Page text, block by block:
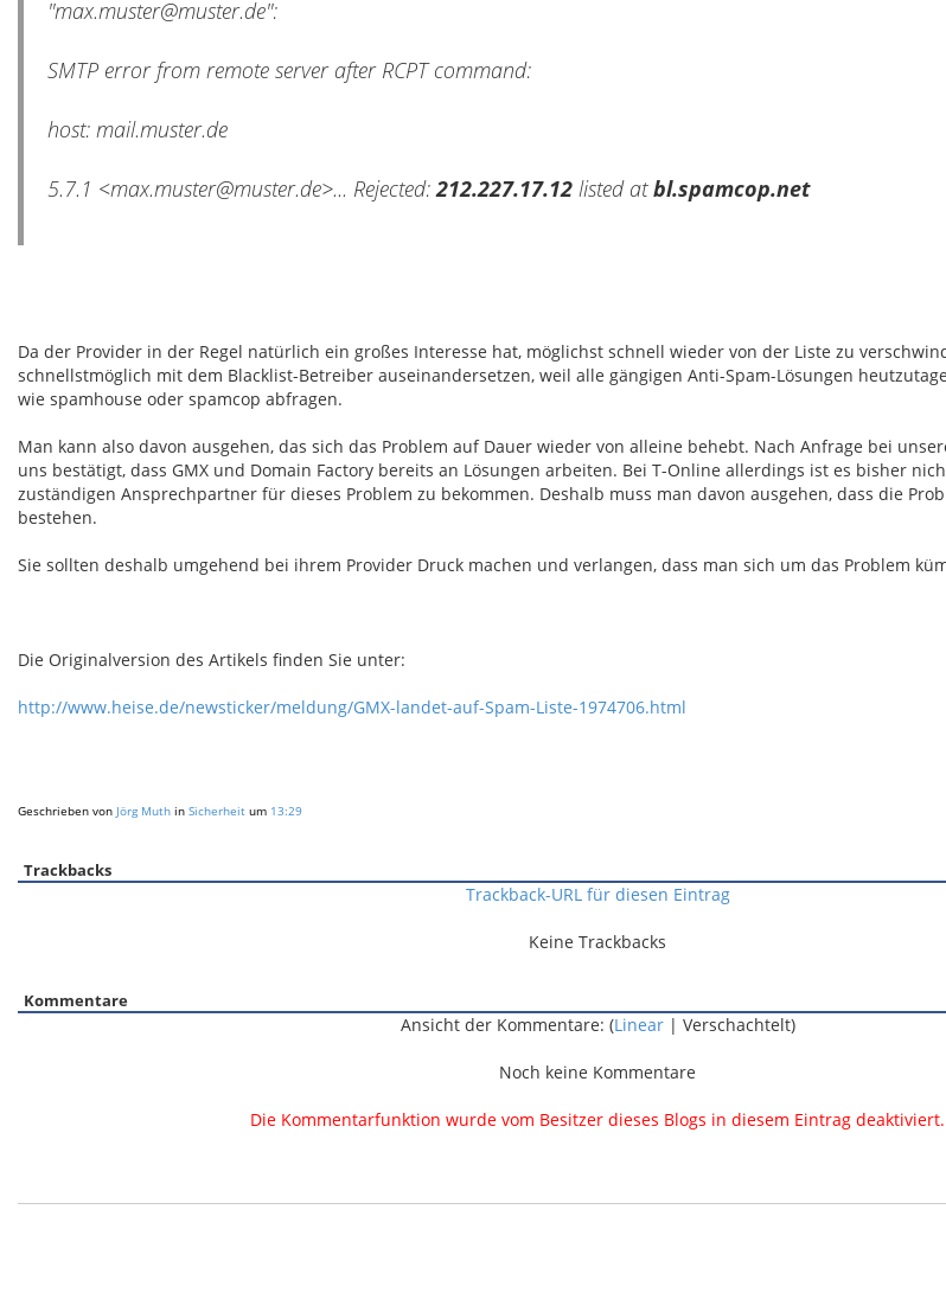
"max.muster@muster.de":
SMTP error from remote server after RCPT command:
host: mail.muster.de
5.7.1 <max.muster@muster.de>... Rejected:212.227.17.12 listed atbl.spamcop.net
Da der Provider in der Regel natürlich ein großes Interesse hat, möglichst schnell wieder von der Liste zu
schnellstmöglich mit dem Blacklist-Betreiber auseinandersetzen, weil alle gängigen Anti-Spam-Lösungen
wie spamhouse oder spamcop abfragen.
Man kann also davon ausgehen, das sich das Problem auf Dauer wieder von alleine behebt. Nach Anfrage bei
uns bestätigt, dass GMX und Domain Factory bereits an Lösungen arbeiten. Bei T-Online allerdings ist es bisher
zuständigen Ansprechpartner für dieses Problem zu bekommen. Deshalb muss man davon ausgehen, dass die
bestehen.
Sie sollten deshalb umgehend bei ihrem Provider Druck machen und verlangen, dass man sich um das Problem
Die Originalversion des Artikels finden Sie unter:
http://www.heise.de/newsticker/meldung/GMX-landet-auf-Spam-Liste-1974706.html
Geschrieben von Jörg Muth in Sicherheit um 13:29
Trackbacks
Trackback-URL für diesen Eintrag
Keine Trackbacks
Kommentare
Ansicht der Kommentare: (Linear| Verschachtelt)
Noch keine Kommentare
Die Kommentarfunktion wurde vom Besitzer dieses Blogs in diesem Eintrag deaktiviert.